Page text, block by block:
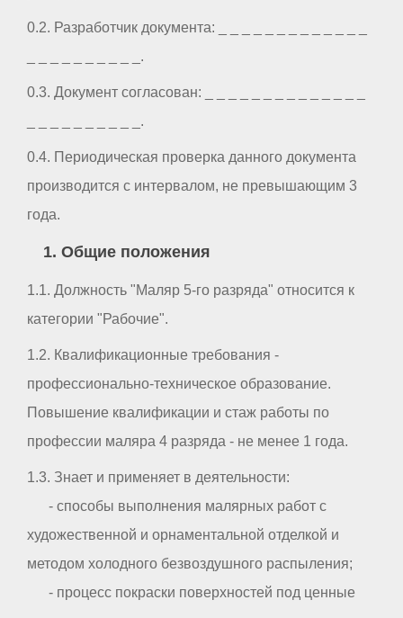
0.2. Разработчик документа: _ _ _ _ _ _ _ _ _ _ _ _ _
_ _ _ _ _ _ _ _ _ _.
0.3. Документ согласован: _ _ _ _ _ _ _ _ _ _ _ _ _ _
_ _ _ _ _ _ _ _ _ _.
0.4. Периодическая проверка данного документа
производится с интервалом, не превышающим 3
года.
1. Общие положения
1.1. Должность "Маляр 5-го разряда" относится к
категории "Рабочие".
1.2. Квалификационные требования -
профессионально-техническое образование.
Повышение квалификации и стаж работы по
профессии маляра 4 разряда - не менее 1 года.
1.3. Знает и применяет в деятельности:
- способы выполнения малярных работ с
художественной и орнаментальной отделкой и
методом холодного безвоздушного распыления;
- процесс покраски поверхностей под ценные